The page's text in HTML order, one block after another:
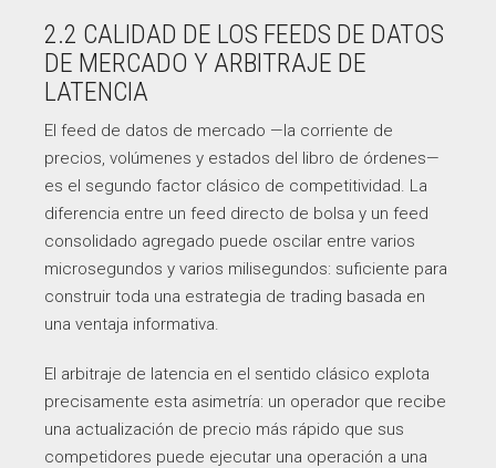
2.2 CALIDAD DE LOS FEEDS DE DATOS
DE MERCADO Y ARBITRAJE DE
LATENCIA
El feed de datos de mercado —la corriente de
precios, volúmenes y estados del libro de órdenes—
es el segundo factor clásico de competitividad. La
diferencia entre un feed directo de bolsa y un feed
consolidado agregado puede oscilar entre varios
microsegundos y varios milisegundos: suficiente para
construir toda una estrategia de trading basada en
una ventaja informativa.
El arbitraje de latencia en el sentido clásico explota
precisamente esta asimetría: un operador que recibe
una actualización de precio más rápido que sus
competidores puede ejecutar una operación a una